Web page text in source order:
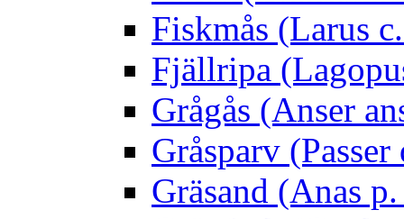
Fiskmås (Larus
Fjällripa
Grågås (Anser
Gråsparv
Gräsand (Anas